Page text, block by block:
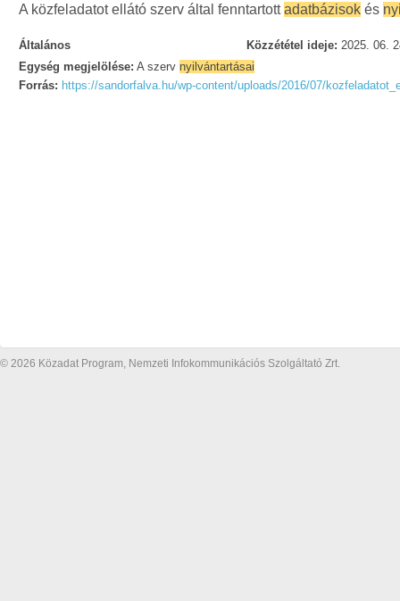
A közfeladatot ellátó szerv által fenntartottadatbázisok és
Általános Közzététel ideje: 2025. 06.
Egység megjelölése: A szerv nyilvántartásai
Forrás: https://sandorfalva.hu/wp-content/uploads/2016/07/
© 2026 Közadat Program, Nemzeti Infokommunikációs Szolgáltató Zrt.